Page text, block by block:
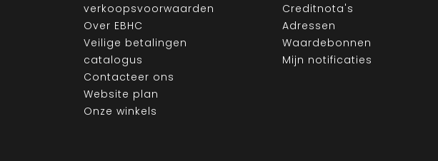
verkoopsvoorwaarden
Over EBHC
Veilige betalingen
catalogus
Contacteer ons
Website plan
Onze winkels
Creditnota's
Adressen
Waardebonnen
Mijn notificaties